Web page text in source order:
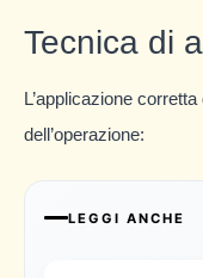
Tecnica di
L’applicazione
dell’operazione:
LEGGI ANCHE